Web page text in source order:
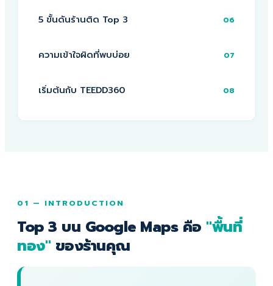
5 ขั้นดันร้านติด Top 3 06
ความเข้าใจผิดที่พบบ่อย 07
เริ่มต้นกับ TEEDD360 08
01 — INTRODUCTION
Top 3 บน Google Maps คือ "พื้นที่
ทอง" ของร้านคุณ